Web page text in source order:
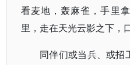
看麦地，轰麻雀，手里
里，走在天光云影之下，
同伴们或当兵、或招